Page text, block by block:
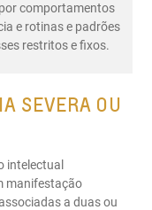
comportamentos
e rotinas e padrões
restritos e fixos.
SEVERA OU
intelectual
manifestação
a duas ou